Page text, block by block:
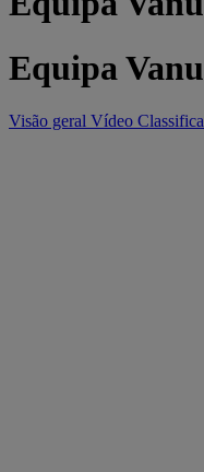
Equipa
Visão geral Vídeo